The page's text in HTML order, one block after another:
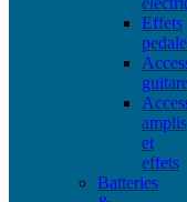
Effets
amplis
et
effets
Batteries